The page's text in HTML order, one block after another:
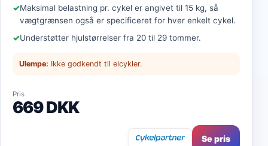
Maksimal belastning pr. cykel er angivet til 15 kg, så
vægtgrænsen også er specificeret for hver enkelt cykel.
Understøtter hjulstørrelser fra 20 til 29 tommer.
Ulempe: Ikke godkendt til elcykler.
Pris
669 DKK
Se pris